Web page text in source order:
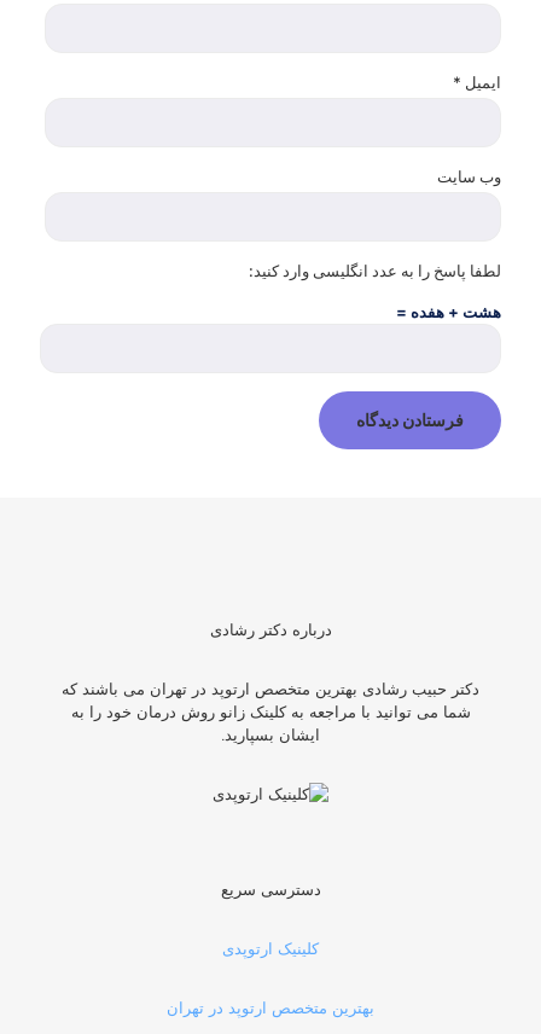
ایمیل *
وب‌ سایت
لطفا پاسخ را به عدد انگلیسی وارد کنید:
هشت + هفده =
درباره دکتر رشادی
دکتر حبیب رشادی بهترین متخصص ارتوپد در تهران می باشند که
شما می توانید با مراجعه به کلینک زانو روش درمان خود را به
ایشان بسپارید.
دسترسی سریع
کلینیک ارتوپدی
بهترین متخصص ارتوپد در تهران